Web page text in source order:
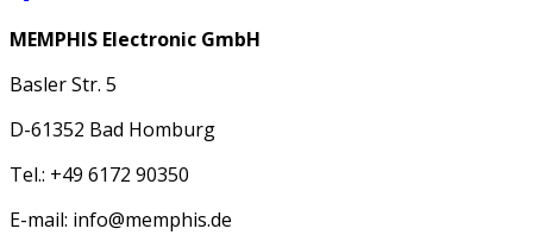
MEMPHIS Electronic GmbH
Basler Str. 5
D-61352 Bad Homburg
Tel.: +49 6172 90350
E-mail: info@memphis.de